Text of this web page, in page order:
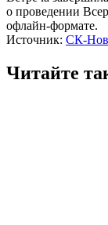
о проведении
офлайн-формате.
Источник: СК-
Читайте